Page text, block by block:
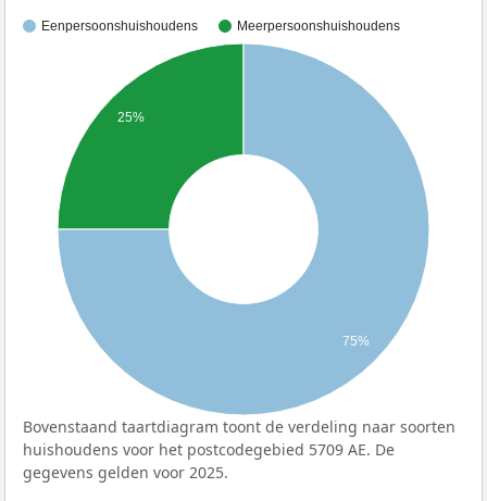
Eenpersoonshuishoudens Meerpersoonshuishoudens
25%
75%
Bovenstaand taartdiagram toont de verdeling naar soorten
huishoudens voor het postcodegebied 5709 AE. De
gegevens gelden voor 2025.